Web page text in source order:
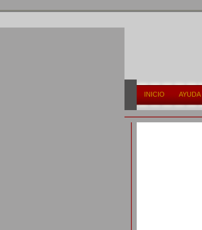
INICIO AYUDA